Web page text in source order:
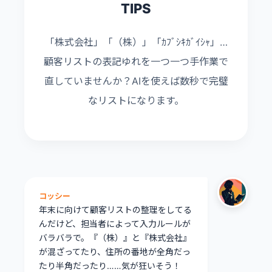
TIPS
「株式会社」「（株）」「ｶﾌﾞｼｷｶﾞｲｼｬ」…
顧客リストの表記ゆれを一つ一つ手作業で
直していませんか？AIを使えば数秒で完璧
なリストになります。
コッシー
年末に向けて顧客リストの整理をしてる
んだけど、担当者によって入力ルールが
バラバラで。『（株）』と『株式会社』
が混ざってたり、住所の番地が全角だっ
たり半角だったり……気が狂いそう！